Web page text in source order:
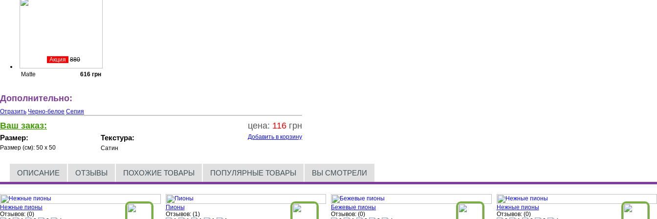
Акция 880
Matte 616 грн
Дополнительно:
Отразить Черно-белое Сепия
Ваш заказ: цена: 116 грн
Размер:
Размер (см): 50 x 50
Текстура:
Сатин
Добавить в корзину
ОПИСАНИЕ ОТЗЫВЫ ПОХОЖИЕ ТОВАРЫ ПОПУЛЯРНЫЕ ТОВАРЫ ВЫ СМОТРЕЛИ
Нежные пионы
Отзывов: (0)
Пионы
Отзывов: (1)
Бежевые пионы
Отзывов: (0)
Нежные пионы
Отзывов: (0)